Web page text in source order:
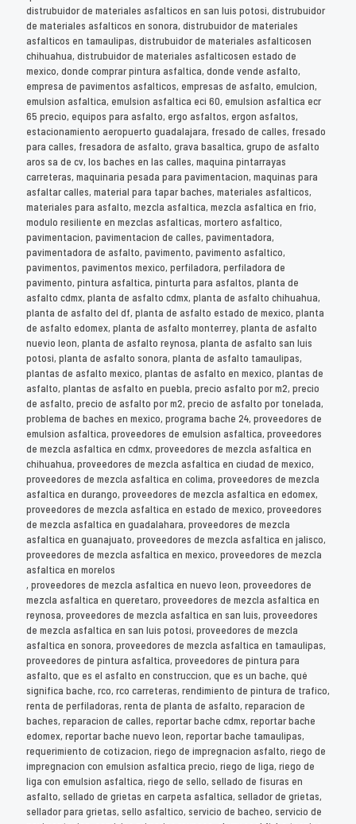
distrubuidor de materiales asfalticos en san luis potosi, distrubuidor
de materiales asfalticos en sonora, distrubuidor de materiales
asfalticos en tamaulipas, distrubuidor de materiales asfalticosen
chihuahua, distrubuidor de materiales asfalticosen estado de
mexico, donde comprar pintura asfaltica, donde vende asfalto,
empresa de pavimentos asfalticos, empresas de asfalto, emulcion,
emulsion asfaltica, emulsion asfaltica eci 60, emulsion asfaltica ecr
65 precio, equipos para asfalto, ergo asfaltos, ergon asfaltos,
estacionamiento aeropuerto guadalajara, fresado de calles, fresado
para calles, fresadora de asfalto, grava basaltica, grupo de asfalto
aros sa de cv, los baches en las calles, maquina pintarrayas
carreteras, maquinaria pesada para pavimentacion, maquinas para
asfaltar calles, material para tapar baches, materiales asfalticos,
materiales para asfalto, mezcla asfaltica, mezcla asfaltica en frio,
modulo resiliente en mezclas asfalticas, mortero asfaltico,
pavimentacion, pavimentacion de calles, pavimentadora,
pavimentadora de asfalto, pavimento, pavimento asfaltico,
pavimentos, pavimentos mexico, perfiladora, perfiladora de
pavimento, pintura asfaltica, pinturta para asfaltos, planta de
asfalto cdmx, planta de asfalto cdmx, planta de asfalto chihuahua,
planta de asfalto del df, planta de asfalto estado de mexico, planta
de asfalto edomex, planta de asfalto monterrey, planta de asfalto
nuevio leon, planta de asfalto reynosa, planta de asfalto san luis
potosi, planta de asfalto sonora, planta de asfalto tamaulipas,
plantas de asfalto mexico, plantas de asfalto en mexico, plantas de
asfalto, plantas de asfalto en puebla, precio asfalto por m2, precio
de asfalto, precio de asfalto por m2, precio de asfalto por tonelada,
problema de baches en mexico, programa bache 24, proveedores de
emulsion asfaltica, proveedores de emulsion asfaltica, proveedores
de mezcla asfaltica en cdmx, proveedores de mezcla asfaltica en
chihuahua, proveedores de mezcla asfaltica en ciudad de mexico,
proveedores de mezcla asfaltica en colima, proveedores de mezcla
asfaltica en durango, proveedores de mezcla asfaltica en edomex,
proveedores de mezcla asfaltica en estado de mexico, proveedores
de mezcla asfaltica en guadalahara, proveedores de mezcla
asfaltica en guanajuato, proveedores de mezcla asfaltica en jalisco,
proveedores de mezcla asfaltica en mexico, proveedores de mezcla
asfaltica en morelos
, proveedores de mezcla asfaltica en nuevo leon, proveedores de
mezcla asfaltica en queretaro, proveedores de mezcla asfaltica en
reynosa, proveedores de mezcla asfaltica en san luis, proveedores
de mezcla asfaltica en san luis potosi, proveedores de mezcla
asfaltica en sonora, proveedores de mezcla asfaltica en tamaulipas,
proveedores de pintura asfaltica, proveedores de pintura para
asfalto, que es el asfalto en construccion, que es un bache, qué
significa bache, rco, rco carreteras, rendimiento de pintura de trafico,
renta de perfiladoras, renta de planta de asfalto, reparacion de
baches, reparacion de calles, reportar bache cdmx, reportar bache
edomex, reportar bache nuevo leon, reportar bache tamaulipas,
requerimiento de cotizacion, riego de impregnacion asfalto, riego de
impregnacion con emulsion asfaltica precio, riego de liga, riego de
liga con emulsion asfaltica, riego de sello, sellado de fisuras en
asfalto, sellado de grietas en carpeta asfaltica, sellador de grietas,
sellador para grietas, sello asfaltico, servicio de bacheo, servicio de